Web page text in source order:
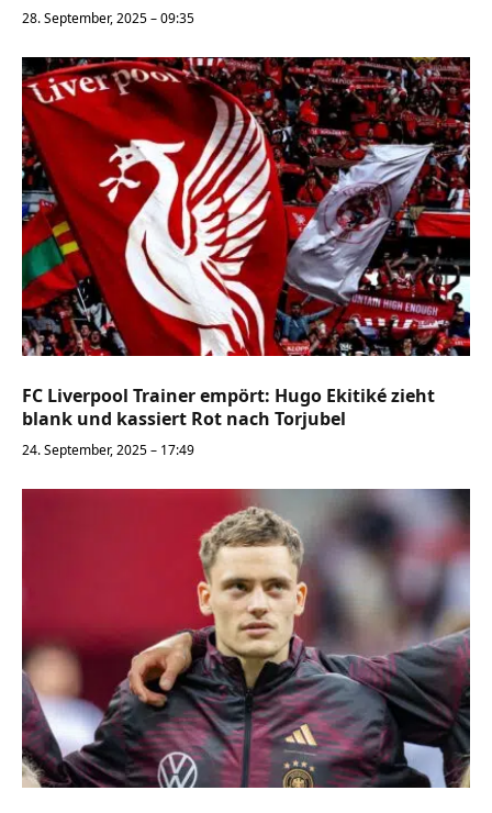
28. September, 2025 – 09:35
FC Liverpool Trainer empört: Hugo Ekitiké zieht
blank und kassiert Rot nach Torjubel
24. September, 2025 – 17:49